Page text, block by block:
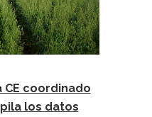
CE coordinado
los datos